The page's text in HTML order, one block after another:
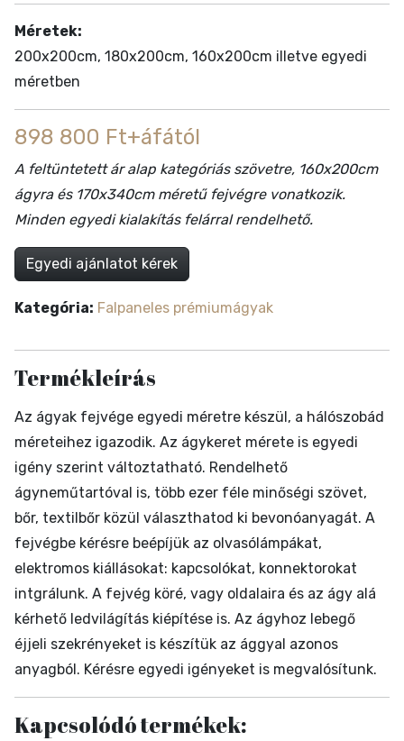
Méretek:
200x200cm, 180x200cm, 160x200cm illetve egyedi
méretben
898 800 Ft+áfától
A feltüntetett ár alap kategóriás szövetre, 160x200cm
ágyra és 170x340cm méretű fejvégre vonatkozik.
Minden egyedi kialakítás felárral rendelhető.
Egyedi ajánlatot kérek
Kategória: Falpaneles prémiumágyak
Termékleírás
Az ágyak fejvége egyedi méretre készül, a hálószobád
méreteihez igazodik. Az ágykeret mérete is egyedi
igény szerint változtatható. Rendelhető
ágyneműtartóval is, több ezer féle minőségi szövet,
bőr, textilbőr közül választhatod ki bevonóanyagát. A
fejvégbe kérésre beépíjük az olvasólámpákat,
elektromos kiállásokat: kapcsolókat, konnektorokat
intgrálunk. A fejvég köré, vagy oldalaira és az ágy alá
kérhető ledvilágítás kiépítése is. Az ágyhoz lebegő
éjjeli szekrényeket is készítük az ággyal azonos
anyagból. Kérésre egyedi igényeket is megvalósítunk.
Kapcsolódó termékek: